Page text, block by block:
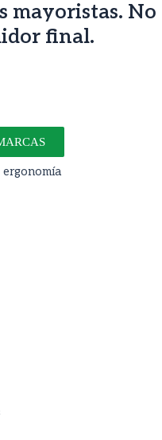
mayoristas. No
final.